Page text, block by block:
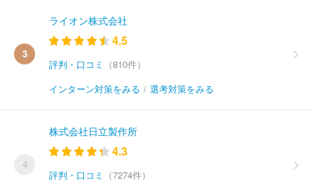
3
ライオン株式会社
4.5
評判・口コミ
（810件）
インターン対策をみる / 選考対策をみる
4
株式会社日立製作所
4.3
評判・口コミ
（7274件）